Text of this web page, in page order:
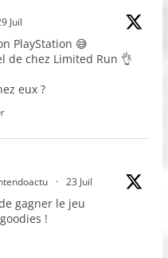
Juil
PlayStation 😅
de chez Limited Run 👌
eux ?
· 23 Juil
gagner le jeu
!